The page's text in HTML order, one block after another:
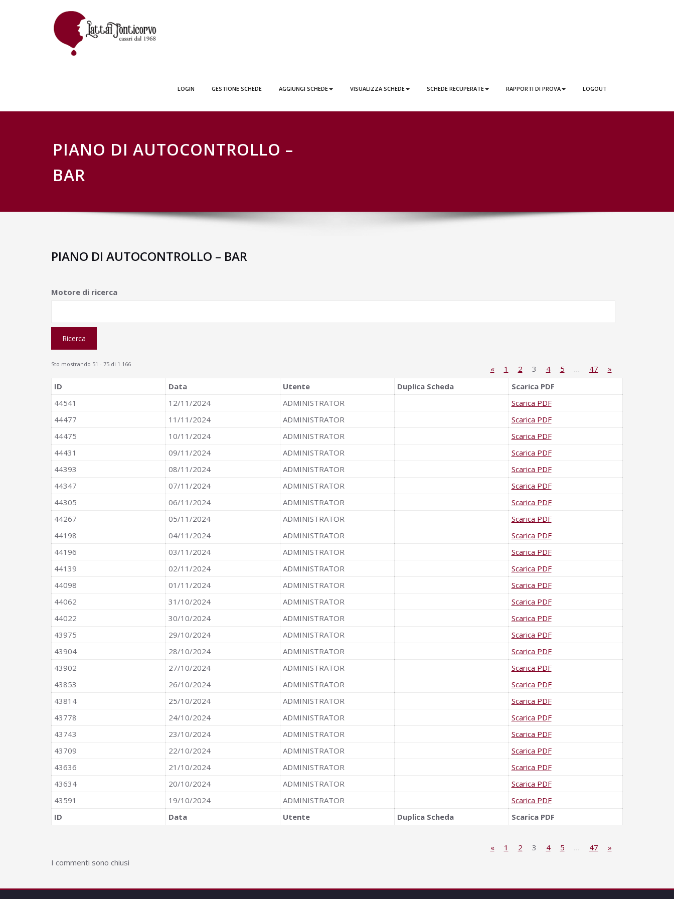
LOGIN GESTIONE SCHEDE AGGIUNGI SCHEDE VISUALIZZA SCHEDE SCHEDE RECUPERATE RAPPORTI DI PROVA LOGOUT
PIANO DI AUTOCONTROLLO –
BAR
PIANO DI AUTOCONTROLLO – BAR
Motore di ricerca
Sto mostrando 51 - 75 di 1.166 « 1 2 3 4 5 … 47
»
ID
Data Utente Duplica Scheda
Scarica PDF
44541
12/11/2024 ADMINISTRATOR
Scarica PDF
44477
11/11/2024 ADMINISTRATOR
Scarica PDF
44475
10/11/2024 ADMINISTRATOR
Scarica PDF
44431
09/11/2024 ADMINISTRATOR
Scarica PDF
44393
08/11/2024 ADMINISTRATOR
Scarica PDF
44347
07/11/2024 ADMINISTRATOR
Scarica PDF
44305
06/11/2024 ADMINISTRATOR
Scarica PDF
44267
05/11/2024 ADMINISTRATOR
Scarica PDF
44198
04/11/2024 ADMINISTRATOR
Scarica PDF
44196
03/11/2024 ADMINISTRATOR
Scarica PDF
44139
02/11/2024 ADMINISTRATOR
Scarica PDF
44098
01/11/2024 ADMINISTRATOR
Scarica PDF
44062
31/10/2024 ADMINISTRATOR
Scarica PDF
44022
30/10/2024 ADMINISTRATOR
Scarica PDF
43975
29/10/2024 ADMINISTRATOR
Scarica PDF
43904
28/10/2024 ADMINISTRATOR
Scarica PDF
43902
27/10/2024 ADMINISTRATOR
Scarica PDF
43853
26/10/2024 ADMINISTRATOR
Scarica PDF
43814
25/10/2024 ADMINISTRATOR
Scarica PDF
43778
24/10/2024 ADMINISTRATOR
Scarica PDF
43743
23/10/2024 ADMINISTRATOR
Scarica PDF
43709
22/10/2024 ADMINISTRATOR
Scarica PDF
43636
21/10/2024 ADMINISTRATOR
Scarica PDF
43634
20/10/2024 ADMINISTRATOR
Scarica PDF
43591
19/10/2024 ADMINISTRATOR
Scarica PDF
ID
Data Utente Duplica Scheda Scarica PDF
« 1 2 3 4 5 … 47
»
I commenti sono chiusi